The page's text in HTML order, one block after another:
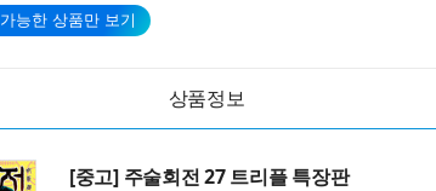
가능한 상품만 보기
상품정보
[중고] 주술회전 27 트리플 특장판